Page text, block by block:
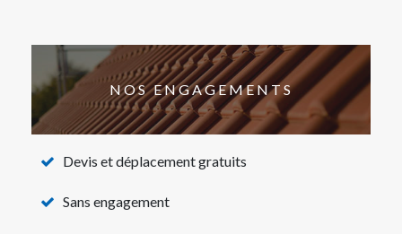
NOS ENGAGEMENTS
Devis et déplacement gratuits
Sans engagement